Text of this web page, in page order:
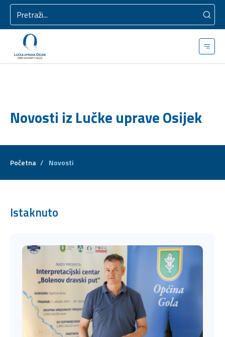
Novosti iz Lučke uprave Osijek
Početna / Novosti
Istaknuto